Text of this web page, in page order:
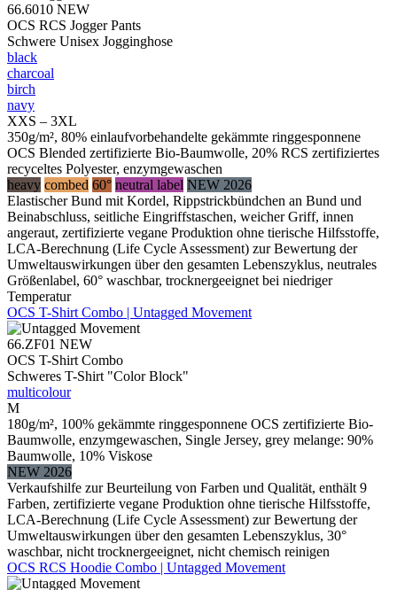
66.6010 NEW
OCS RCS Jogger Pants
Schwere Unisex Jogginghose
black
charcoal
birch
navy
XXS – 3XL
350g/m², 80% einlaufvorbehandelte gekämmte ringgesponnene
OCS Blended zertifizierte Bio-Baumwolle, 20% RCS zertifiziertes
recyceltes Polyester, enzymgewaschen
heavy combed 60° neutral label NEW 2026
Elastischer Bund mit Kordel, Rippstrickbündchen an Bund und
Beinabschluss, seitliche Eingriffstaschen, weicher Griff, innen
angeraut, zertifizierte vegane Produktion ohne tierische Hilfsstoffe,
LCA-Berechnung (Life Cycle Assessment) zur Bewertung der
Umweltauswirkungen über den gesamten Lebenszyklus, neutrales
Größenlabel, 60° waschbar, trocknergeeignet bei niedriger
Temperatur
OCS T-Shirt Combo | Untagged Movement
66.ZF01 NEW
OCS T-Shirt Combo
Schweres T-Shirt "Color Block"
multicolour
M
180g/m², 100% gekämmte ringgesponnene OCS zertifizierte Bio-
Baumwolle, enzymgewaschen, Single Jersey, grey melange: 90%
Baumwolle, 10% Viskose
NEW 2026
Verkaufshilfe zur Beurteilung von Farben und Qualität, enthält 9
Farben, zertifizierte vegane Produktion ohne tierische Hilfsstoffe,
LCA-Berechnung (Life Cycle Assessment) zur Bewertung der
Umweltauswirkungen über den gesamten Lebenszyklus, 30°
waschbar, nicht trocknergeeignet, nicht chemisch reinigen
OCS RCS Hoodie Combo | Untagged Movement